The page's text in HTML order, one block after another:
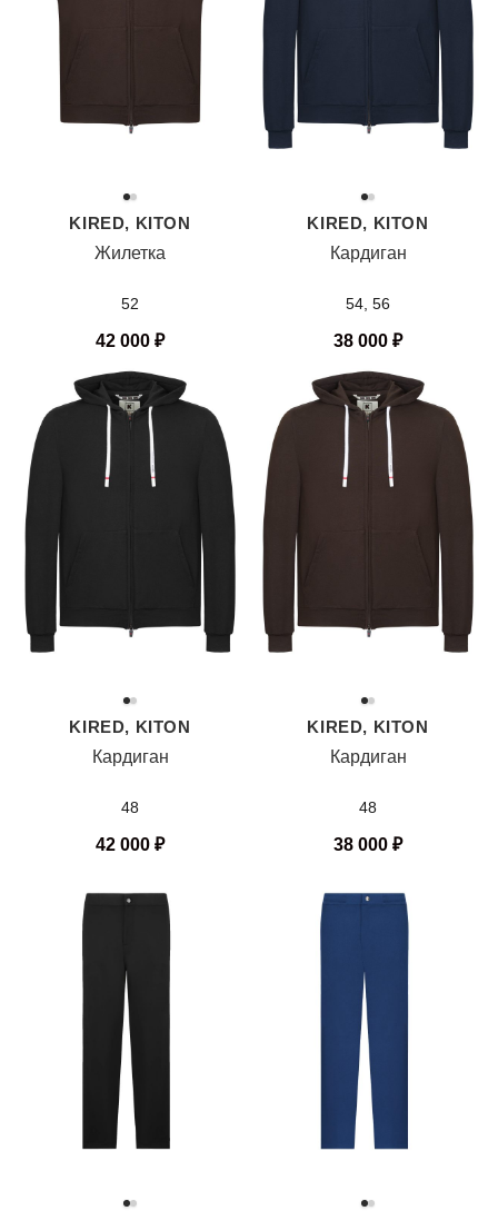
KIRED, KITON
Жилетка
52
42 000 ₽
KIRED, KITON
Кардиган
54, 56
38 000 ₽
KIRED, KITON
Кардиган
48
42 000 ₽
KIRED, KITON
Кардиган
48
38 000 ₽